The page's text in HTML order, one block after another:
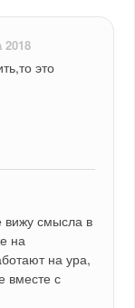
2018
это
вижу смысла в
на
на ура,
вместе с